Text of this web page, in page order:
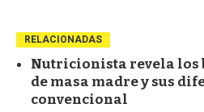
RELACIONADAS
Nutricionista revela los
de masa madre y sus
convencional